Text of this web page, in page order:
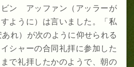
ン アッファン（アッラーが
ように）は言いました。「私
れ）が次のように仰せられる
シャーの合同礼拝に参加した
で礼拝したかのようで、朝の